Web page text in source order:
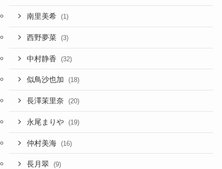
南里美希 (1)
西野夢菜 (3)
中村静香 (32)
似鳥沙也加 (18)
長澤茉里奈 (20)
永尾まりや (19)
仲村美海 (16)
長月翠 (9)